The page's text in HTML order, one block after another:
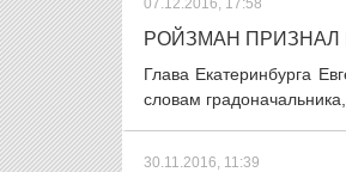
07.12.2016, 17:58
РОЙЗМАН
Глава Екатеринбурга
словам
30.11.2016, 11:39